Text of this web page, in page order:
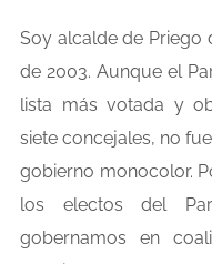
Soy alcalde de Priego
de 2003. Aunque el
lista más votada y
siete concejales, no
gobierno monocolor.
los electos del
gobernamos en